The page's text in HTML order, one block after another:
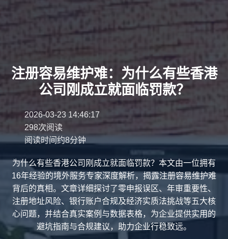
注册容易维护难：为什么有些香港
公司刚成立就面临罚款？
2026-03-23 14:46:17
298次阅读
阅读时间约8分钟
为什么有些香港公司刚成立就面临罚款？本文由一位拥有
16年经验的境外服务专家深度解析，揭露注册容易维护难
背后的真相。文章详细探讨了零申报误区、年审重要性、
注册地址风险、银行账户合规及经济实质法挑战等五大核
心问题，并结合真实案例与数据表格，为企业提供实用的
避坑指南与合规建议，助力企业行稳致远。